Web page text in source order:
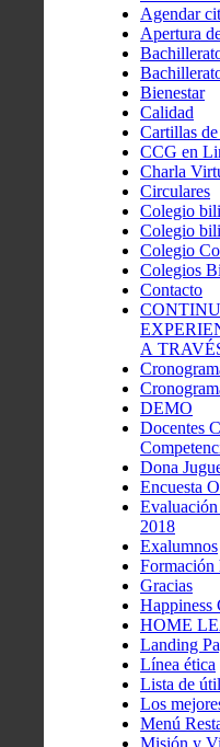
Agendar
Apertura
Bienestar
Calidad
Cartillas
CCG en
Charla
Circulares
Colegio
Colegio
Colegio
Colegios
Contacto
A
DEMO
Docentes
Dona
Encuesta
2018
Exalumnos
Formación
Gracias
Happiness
HOME
Landing
Línea ética
Lista de
Los
Menú